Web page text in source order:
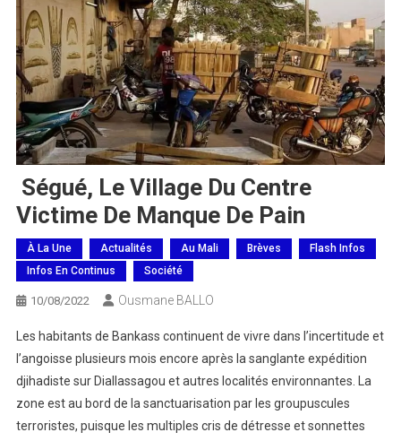
Ségué, Le Village Du Centre
Victime De Manque De Pain
À La Une Actualités Au Mali Brèves
Flash Infos
Infos En Continus
Société
10/08/2022 Ousmane BALLO
Les habitants de Bankass continuent de vivre dans l’incertitude et
l’angoisse plusieurs mois encore après la sanglante expédition
djihadiste sur Diallassagou et autres localités environnantes. La
zone est au bord de la sanctuarisation par les groupuscules
terroristes, puisque les multiples cris de détresse et sonnettes